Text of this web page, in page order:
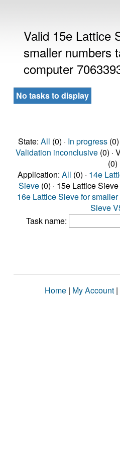
Valid 15e Lattice
smaller numbers
computer
No tasks to display
State: All (0) · In progress(0)
Validation inconclusive(0) ·
(0)
Application: All (0) · 14e
Sieve (0) · 15e Lattice
16e Lattice Sieve for
Sieve
Task name:
Home | My Account |